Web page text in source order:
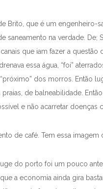
Brito, que é um engenheiro-
na verdade. De;
que iam fazer a
essa água, “foi”
dos morros. Então
de balneabilidade.
e não acarretar doenças
de café. Tem essa imagem
do porto foi um pouco
a economia ainda gira